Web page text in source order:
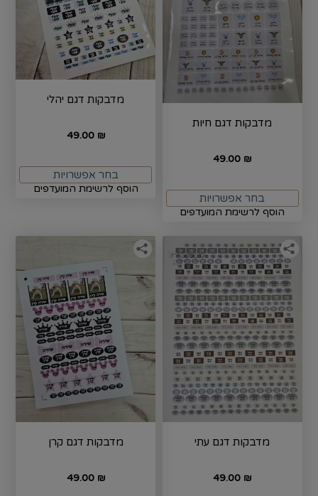
מדבקות דגם חיות
49.00 ₪
בחר אפשרויות
הוסף לרשימת המועדפים
מדבקות דגם יהלי
49.00 ₪
בחר אפשרויות
הוסף לרשימת המועדפים
מדבקות דגם עתי
49.00 ₪
מדבקות דגם קרן
49.00 ₪